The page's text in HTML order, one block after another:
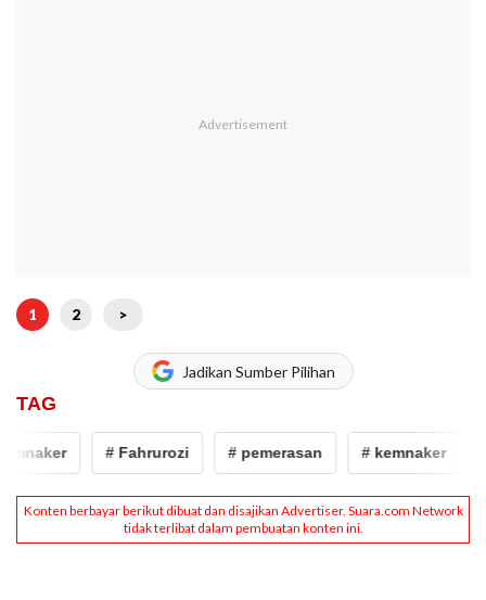
1 2 >
Jadikan Sumber Pilihan
TAG
# Fahrurozi # pemerasan # kemnaker